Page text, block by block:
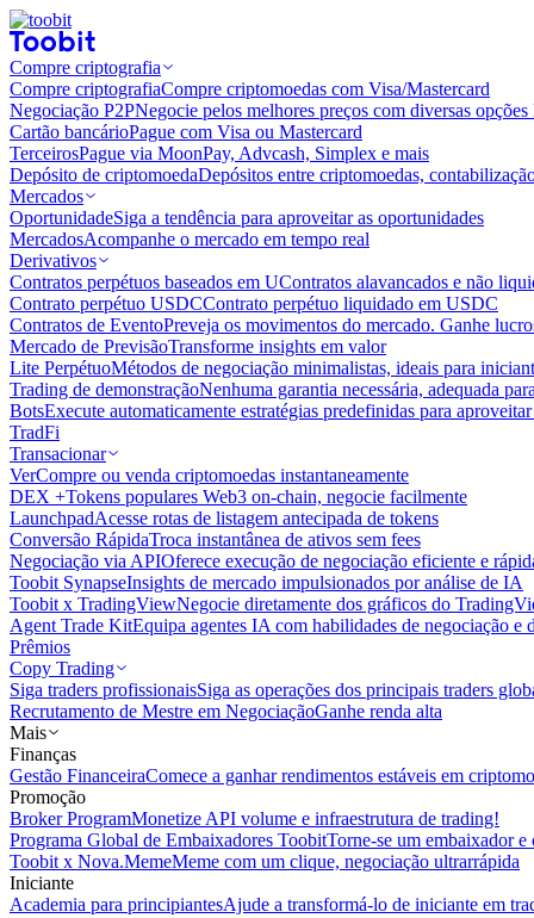
Compre criptografia
Compre criptografiaCompre criptomoedas com Visa/Mastercard
Negociação P2PNegocie pelos melhores preços com diversas
Cartão bancárioPague com Visa ou Mastercard
TerceirosPague via MoonPay, Advcash, Simplex e mais
Depósito de criptomoedaDepósitos entre criptomoedas,
Mercados
OportunidadeSiga a tendência para aproveitar as oportunidades
MercadosAcompanhe o mercado em tempo real
Derivativos
Contratos perpétuos baseados em UContratos alavancados e não
Contrato perpétuo USDCContrato perpétuo liquidado em USDC
Contratos de EventoPreveja os movimentos do mercado. Ganhe
Mercado de PrevisãoTransforme insights em valor
Lite PerpétuoMétodos de negociação minimalistas, ideais para
Trading de demonstraçãoNenhuma garantia necessária, adequada
BotsExecute automaticamente estratégias predefinidas para
TradFi
Transacionar
VerCompre ou venda criptomoedas instantaneamente
DEX +Tokens populares Web3 on-chain, negocie facilmente
LaunchpadAcesse rotas de listagem antecipada de tokens
Conversão RápidaTroca instantânea de ativos sem fees
Negociação via APIOferece execução de negociação eficiente e
Toobit SynapseInsights de mercado impulsionados por análise de IA
Toobit x TradingViewNegocie diretamente dos gráficos do
Agent Trade KitEquipa agentes IA com habilidades de negociação e
Prêmios
Copy Trading
Siga traders profissionaisSiga as operações dos principais traders
Recrutamento de Mestre em NegociaçãoGanhe renda alta
Mais
Finanças
Gestão FinanceiraComece a ganhar rendimentos estáveis em
Promoção
Broker ProgramMonetize API volume e infraestrutura de trading!
Programa Global de Embaixadores ToobitTorne-se um embaixador
Toobit x Nova.MemeMeme com um clique, negociação ultrarrápida
Iniciante
Academia para principiantesAjude a transformá-lo de iniciante em